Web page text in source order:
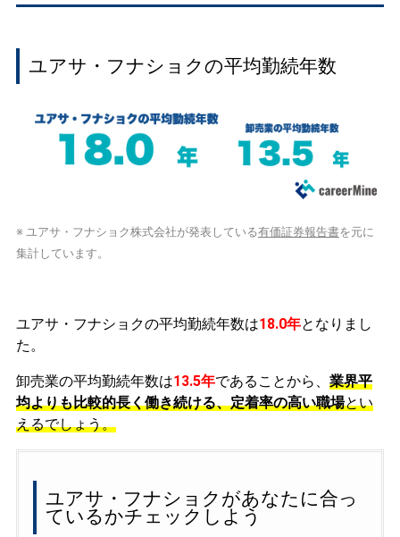
ユアサ・フナショクの平均勤続年数
※ ユアサ・フナショク株式会社が発表している有価証券報告書を元に
集計しています。
ユアサ・フナショクの平均勤続年数は18.0年となりまし
た。
卸売業の平均勤続年数は13.5年であることから、 業界平
均よりも比較的長く働き続ける、定着率の高い職場とい
えるでしょう。
ユアサ・フナショクがあなたに合っ
ているかチェックしよう